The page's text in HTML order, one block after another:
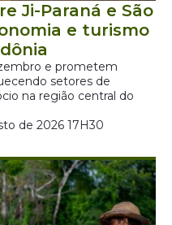
Ji-Paraná e São
e turismo
e prometem
setores de
na região central do
de 2026 17H30